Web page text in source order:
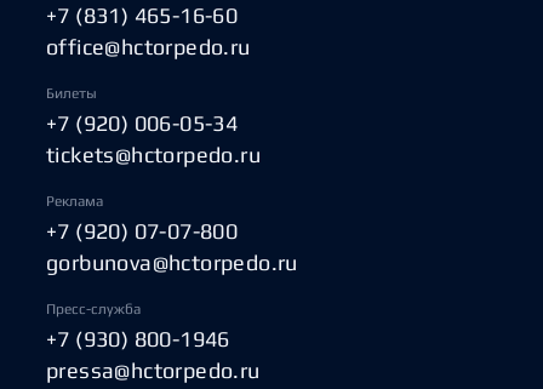
+7 (831) 465-16-60
office@hctorpedo.ru
Билеты
+7 (920) 006-05-34
tickets@hctorpedo.ru
Реклама
+7 (920) 07-07-800
gorbunova@hctorpedo.ru
Пресс-служба
+7 (930) 800-1946
pressa@hctorpedo.ru